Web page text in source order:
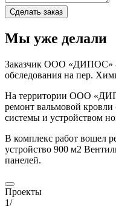
Мы уже делали
Заказчик ООО «ДИПОС» -
обследования на пер.
На территории ООО
ремонт вальмовой
системы и устройством
В комплекс работ вошел
устройство 900 м2
панелей.
Проекты
1/